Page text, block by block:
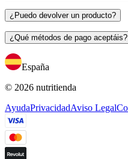
¿Puedo devolver un producto?
¿Qué métodos de pago aceptáis?
España
© 2026 nutritienda
AyudaPrivacidadAviso Legal